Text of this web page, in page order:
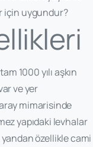
için uygundur?
1000 yılı aşkın
ve yer
mimarisinde
yapıdaki levhalar
özellikle cami